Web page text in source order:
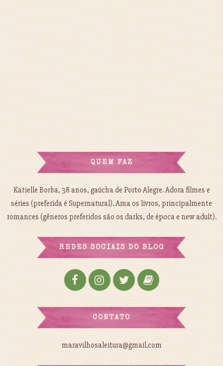
QUEM FAZ
Katielle Borba, 38 anos, gaúcha de Porto Alegre. Adora filmes e
séries (preferida é Supernatural). Ama os livros, principalmente
romances (gêneros preferidos são os darks, de época e new adult).
REDES SOCIAIS DO BLOG
CONTATO
maravilhosaleitura@gmail.com